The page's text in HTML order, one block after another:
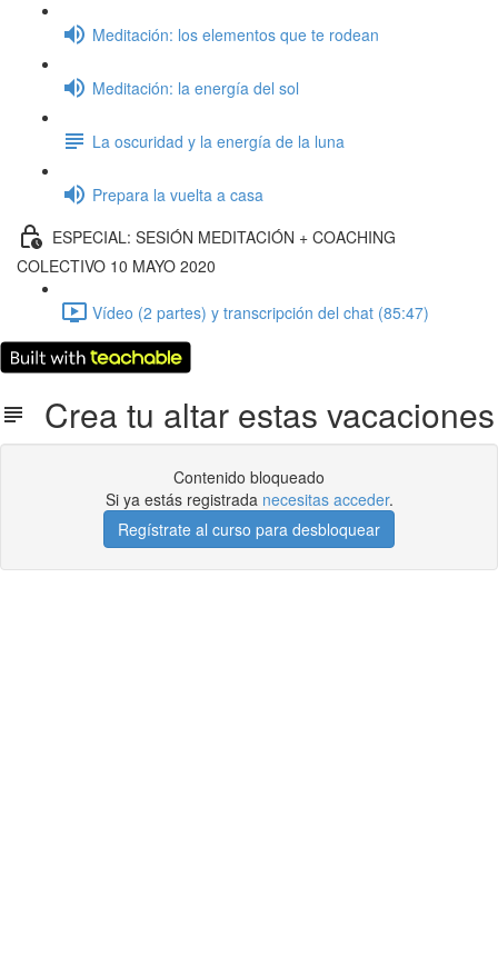
Meditación: los elementos que te rodean
Meditación: la energía del sol
La oscuridad y la energía de la luna
Prepara la vuelta a casa
ESPECIAL: SESIÓN MEDITACIÓN + COACHING
COLECTIVO 10 MAYO 2020
Vídeo (2 partes) y transcripción del chat (85:47)
Crea tu altar estas vacaciones
Contenido bloqueado
Si ya estás registrada necesitas acceder.
Regístrate al curso para desbloquear